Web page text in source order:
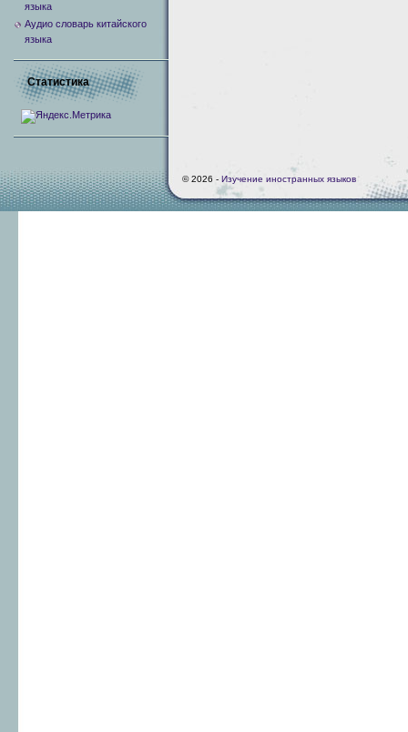
языка
Аудио словарь китайского
языка
Статистика
© 2026 - Изучение иностранных языков